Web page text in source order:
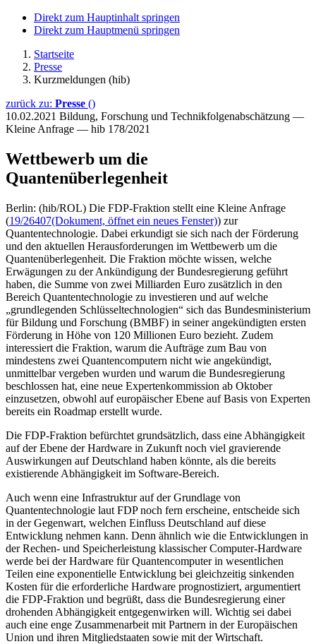
Direkt zum Hauptinhalt springen
Direkt zum Hauptmenü springen
Startseite
Presse
Kurzmeldungen (hib)
zurück zu: Presse ()
10.02.2021 Bildung, Forschung und Technikfolgenabschätzung —
Kleine Anfrage — hib 178/2021
Wettbewerb um die
Quantenüberlegenheit
Berlin: (hib/ROL) Die FDP-Fraktion stellt eine Kleine Anfrage
(19/26407(Dokument, öffnet ein neues Fenster)) zur
Quantentechnologie. Dabei erkundigt sie sich nach der Förderung
und den aktuellen Herausforderungen im Wettbewerb um die
Quantenüberlegenheit. Die Fraktion möchte wissen, welche
Erwägungen zu der Ankündigung der Bundesregierung geführt
haben, die Summe von zwei Milliarden Euro zusätzlich in den
Bereich Quantentechnologie zu investieren und auf welche
„grundlegenden Schlüsseltechnologien“ sich das Bundesministerium
für Bildung und Forschung (BMBF) in seiner angekündigten ersten
Förderung in Höhe von 120 Millionen Euro bezieht. Zudem
interessiert die Fraktion, warum die Aufträge zum Bau von
mindestens zwei Quantencomputern nicht wie angekündigt,
unmittelbar vergeben wurden und warum die Bundesregierung
beschlossen hat, eine neue Expertenkommission ab Oktober
einzusetzen, obwohl auf europäischer Ebene auf Basis von Experten
bereits ein Roadmap erstellt wurde.
Die FDP-Fraktion befürchtet grundsätzlich, dass eine Abhängigkeit
auf der Ebene der Hardware in Zukunft noch viel gravierende
Auswirkungen auf Deutschland haben könnte, als die bereits
existierende Abhängigkeit im Software-Bereich.
Auch wenn eine Infrastruktur auf der Grundlage von
Quantentechnologie laut FDP noch fern erscheine, entscheide sich
in der Gegenwart, welchen Einfluss Deutschland auf diese
Entwicklung nehmen kann. Denn ähnlich wie die Entwicklungen in
der Rechen- und Speicherleistung klassischer Computer-Hardware
werde bei der Hardware für Quantencomputer in wesentlichen
Teilen eine exponentielle Entwicklung bei gleichzeitig sinkenden
Kosten für die erforderliche Hardware prognostiziert, argumentiert
die FDP-Fraktion und begrüßt, dass die Bundesregierung einer
drohenden Abhängigkeit entgegenwirken will. Wichtig sei dabei
auch eine enge Zusammenarbeit mit Partnern in der Europäischen
Union und ihren Mitgliedstaaten sowie mit der Wirtschaft.